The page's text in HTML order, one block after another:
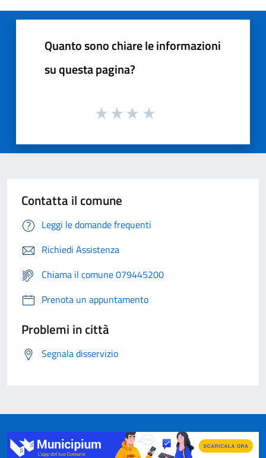
Quanto sono chiare le informazioni
su questa pagina?
Contatta il comune
Leggi le domande frequenti
Richiedi Assistenza
Chiama il comune 079445200
Prenota un appuntamento
Problemi in città
Segnala disservizio